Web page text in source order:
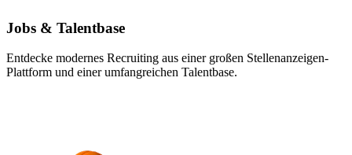
Jobs & Talentbase
Entdecke modernes Recruiting aus einer großen Stellenanzeigen-
Plattform und einer umfangreichen Talentbase.